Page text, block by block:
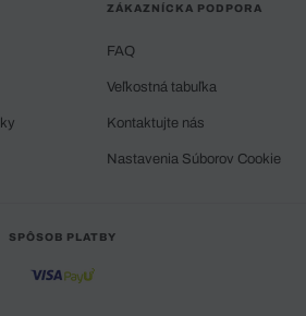
ZÁKAZNÍCKA PODPORA
FAQ
Veľkostná tabuľka
Kontaktujte nás
Nastavenia Súborov Cookie
SPÔSOB PLATBY